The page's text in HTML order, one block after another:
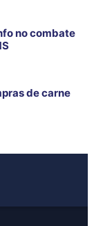
no combate
de carne